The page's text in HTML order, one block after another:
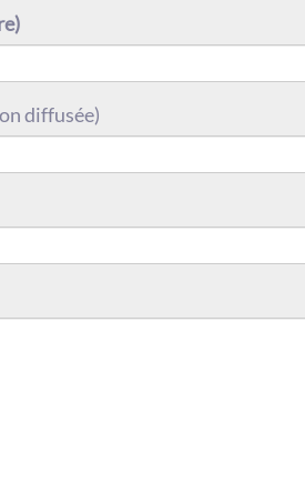
diffusée)